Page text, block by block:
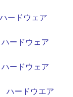
ードウェア
ードウェア
ードウェア
ハードウエア